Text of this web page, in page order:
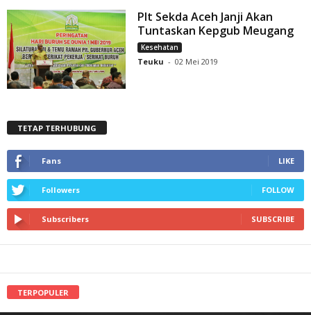
Plt Sekda Aceh Janji Akan
Tuntaskan Kepgub Meugang
Kesehatan
Teuku - 02 Mei 2019
TETAP TERHUBUNG
Fans LIKE
Followers FOLLOW
Subscribers SUBSCRIBE
TERPOPULER